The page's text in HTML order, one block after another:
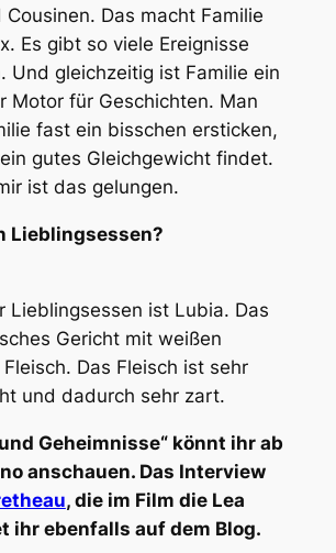
Cousinen. Das macht Familie
Es gibt so viele Ereignisse
Und gleichzeitig ist Familie ein
Motor für Geschichten. Man
fast ein bisschen ersticken,
gutes Gleichgewicht findet.
ist das gelungen.
Lieblingsessen?
Lieblingsessen ist Lubia. Das
Gericht mit weißen
Das Fleisch ist sehr
und dadurch sehr zart.
Geheimnisse“ könnt ihr ab
anschauen. Das Interview
, die im Film die Lea
ihr ebenfalls auf dem Blog.